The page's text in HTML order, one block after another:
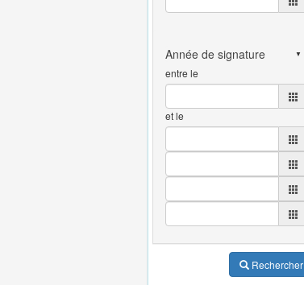
entre le
et le
Rechercher